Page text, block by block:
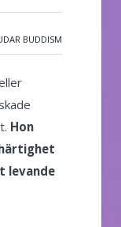
BUDDISM
Hon
levande